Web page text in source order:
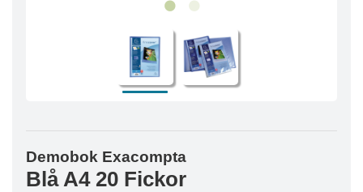
Demobok Exacompta
Blå A4 20 Fickor